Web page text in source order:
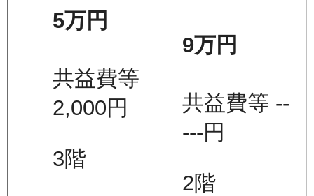
5万円
共益費等
2,000円
3階
9万円
共益費等 --
---円
2階